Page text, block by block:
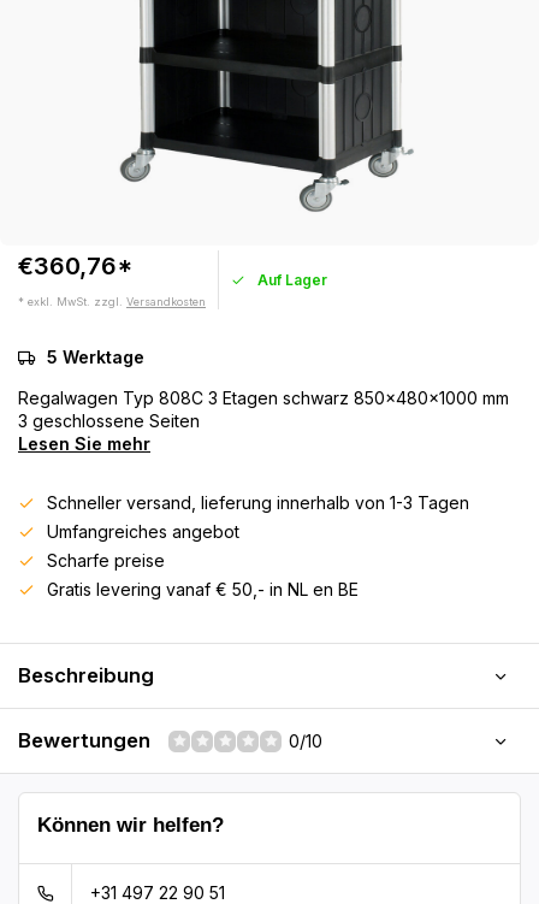
€360,76*
* exkl. MwSt. zzgl. Versandkosten
Auf Lager
5 Werktage
Regalwagen Typ 808C 3 Etagen schwarz 850x480x1000 mm
3 geschlossene Seiten
Lesen Sie mehr
Schneller versand, lieferung innerhalb von 1-3 Tagen
Umfangreiches angebot
Scharfe preise
Gratis levering vanaf € 50,- in NL en BE
Beschreibung
Bewertungen 0/10
Können wir helfen?
+31 497 22 90 51